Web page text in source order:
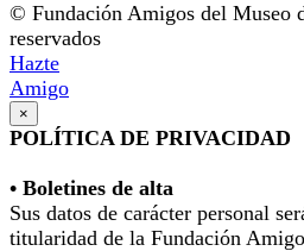
© Fundación Amigos del Museo
reservados
Hazte
Amigo
×
POLÍTICA DE PRIVACIDAD
• Boletines de alta
Sus datos de carácter personal
titularidad de la Fundación